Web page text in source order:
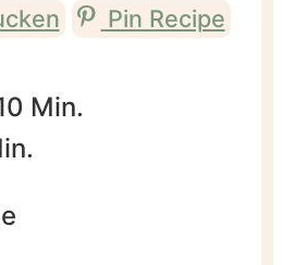
Pin Recipe
Minuten
Min.